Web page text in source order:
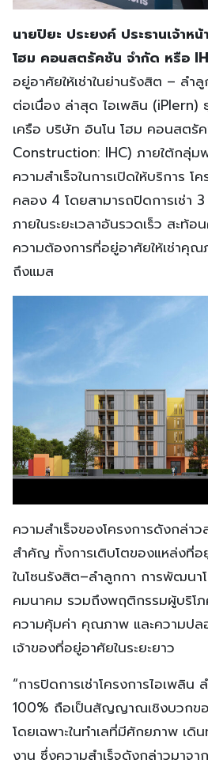
นายปิยะ ประยงค์ ประธานเจ้าห
โฮม คอนสตรัคชัน จำกัด หรือ
อยู่อาศัยให้เช่าในย่านรังสิต – ลำ
ต่อเนื่อง ล่าสุด ไอเพลิน (iPlern)
เครือ บริษัท อินโน โฮม คอนสตรั
Construction: IHC) ภายใต้กลุ่ม
ความสำเร็จในการเปิดให้บริการ โ
คลอง 4 โดยสามารถปิดการเช่า
ภายในระยะเวลาอันรวดเร็ว สะท้
ความต้องการที่อยู่อาศัยให้เช่าคุ
ถึงแมส
ความสำเร็จของโครงการดังกล่า
สำคัญ ทั้งการเติบโตของแหล่งที่อ
ในโซนรังสิต–ลำลูกกา การพัฒนา
คมนาคม รวมถึงพฤติกรรมผู้บริโ
ความคุ้มค่า คุณภาพ และความปล
เจ้าของที่อยู่อาศัยในระยะยาว
“การปิดการเช่าโครงการไอเพลิ
100% ถือเป็นสัญญาณเชิงบวกขอ
โดยเฉพาะในทำเลที่มีศักยภาพ เดิ
งาน ซึ่งความสำเร็จดังกล่าวมาจ